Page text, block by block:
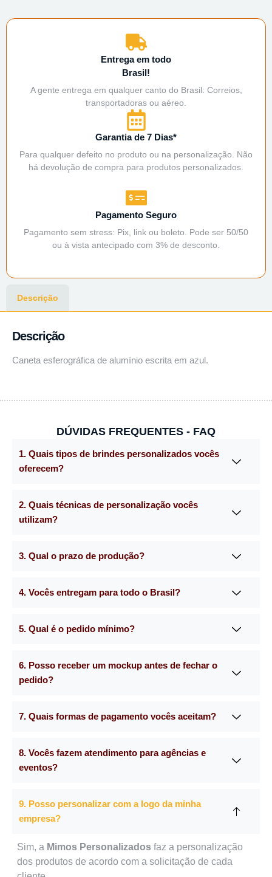
Entrega em todo
Brasil!
A gente entrega em qualquer canto do Brasil: Correios,
transportadoras ou aéreo.
Garantia de 7 Dias*
Para qualquer defeito no produto ou na personalização. Não
há devolução de compra para produtos personalizados.
Pagamento Seguro
Pagamento sem stress: Pix, link ou boleto. Pode ser 50/50
ou à vista antecipado com 3% de desconto.
Descrição
Descrição
Caneta esferográfica de alumínio escrita em azul.
DÚVIDAS FREQUENTES - FAQ
1. Quais tipos de brindes personalizados vocês
oferecem?
2. Quais técnicas de personalização vocês
utilizam?
3. Qual o prazo de produção?
4. Vocês entregam para todo o Brasil?
5. Qual é o pedido mínimo?
6. Posso receber um mockup antes de fechar o
pedido?
7. Quais formas de pagamento vocês aceitam?
8. Vocês fazem atendimento para agências e
eventos?
9. Posso personalizar com a logo da minha
empresa?
Sim, a Mimos Personalizados faz a personalização
dos produtos de acordo com a solicitação de cada